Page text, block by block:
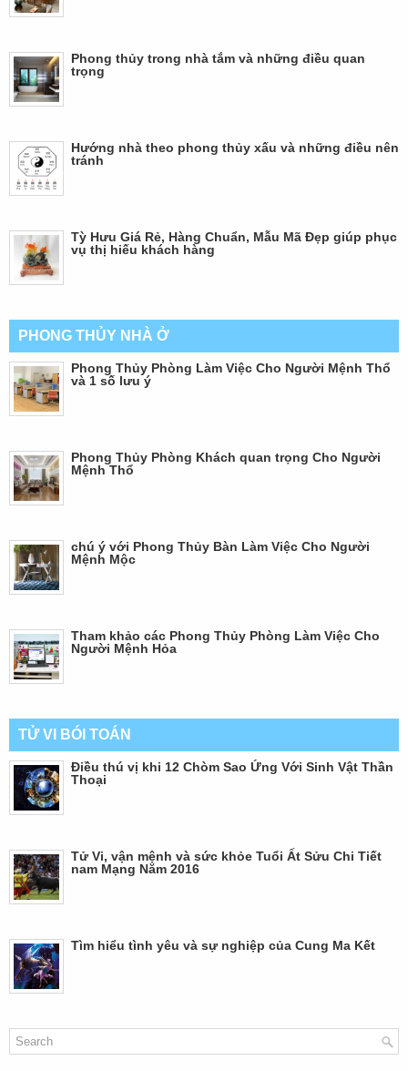
Phong thủy trong nhà tắm và những điều quan
trọng
Hướng nhà theo phong thủy xấu và những điều nên
tránh
Tỳ Hưu Giá Rẻ, Hàng Chuẩn, Mẫu Mã Đẹp giúp phục
vụ thị hiếu khách hàng
PHONG THỦY NHÀ Ở
Phong Thủy Phòng Làm Việc Cho Người Mệnh Thổ
và 1 số lưu ý
Phong Thủy Phòng Khách quan trọng Cho Người
Mệnh Thổ
chú ý với Phong Thủy Bàn Làm Việc Cho Người
Mệnh Mộc
Tham khảo các Phong Thủy Phòng Làm Việc Cho
Người Mệnh Hỏa
TỬ VI BÓI TOÁN
Điều thú vị khi 12 Chòm Sao Ứng Với Sinh Vật Thần
Thoại
Tử Vi, vận mệnh và sức khỏe Tuổi Ất Sửu Chi Tiết
nam Mạng Năm 2016
Tìm hiểu tình yêu và sự nghiệp của Cung Ma Kết